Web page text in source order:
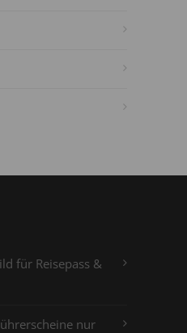
für Reisepass &
nur